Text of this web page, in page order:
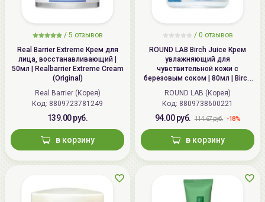
/ 5 отзывов
Real Barrier Extreme Крем для
лица, восстанавливающий |
50мл | Realbarrier Extreme Cream
(Original)
Real Barrier (Корея)
Код: 8809723781249
139.00 руб.
в корзину
/ 0 отзывов
ROUND LAB Birch Juice Крем
увлажняющий для
чувствительной кожи с
березовым соком | 80мл | Birch
Juice Moisturizing Cream
ROUND LAB (Корея)
Код: 8809738600221
94.00 руб. 114.67 руб. -18%
в корзину